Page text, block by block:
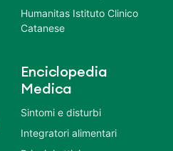
Humanitas Istituto Clinico
Catanese
Enciclopedia
Medica
Sintomi e disturbi
Integratori alimentari